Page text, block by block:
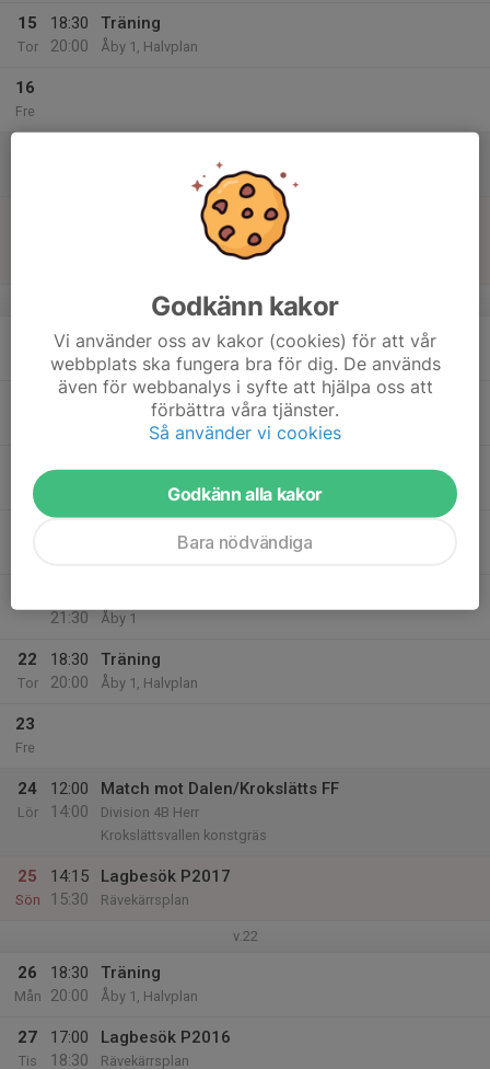
15
Tor
18:30
20:00
Träning
Åby 1, Halvplan
16
Fre
Match mot Pushers BK/Mashuggets BK
Åbyvallen 1 Konstgräs
v.21
18:30
20:00
Träning
Åby 1, Halvplan
17:00
Lagbesök P2014
18:30
Lagbesök P2015
Rävekärrsplan
Rävekärrsplan
21:30
Åby 1
22
Tor
18:30
20:00
Träning
Åby 1, Halvplan
23
Fre
24
Lör
12:00
14:00
Match mot Dalen/Krokslätts FF
Division 4B Herr
Krokslättsvallen konstgräs
25
Sön
14:15
15:30
Lagbesök P2017
Rävekärrsplan
v.22
26
Mån
18:30
20:00
Träning
Åby 1, Halvplan
27
Tis
17:00
18:30
Lagbesök P2016
Rävekärrsplan
Godkänn kakor
Vi använder oss av kakor (cookies) för att vår
webbplats ska fungera bra för dig. De används
även för webbanalys i syfte att hjälpa oss att
förbättra våra tjänster.
Så använder vi cookies
Godkänn alla kakor
Bara nödvändiga